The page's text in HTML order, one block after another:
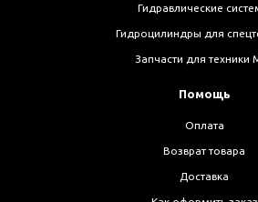
Гидравлические
Гидроцилиндры для
Запчасти для техники
Помощь
Оплата
Возврат товара
Доставка